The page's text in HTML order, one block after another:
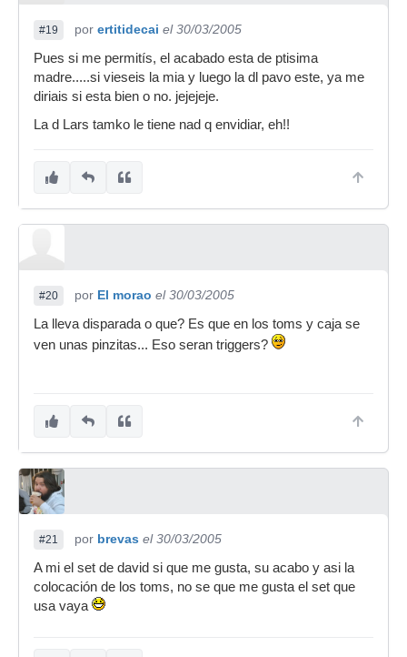
#19 por ertitidecai el 30/03/2005
Pues si me permitís, el acabado esta de ptisima
madre.....si vieseis la mia y luego la dl pavo este, ya me
diriais si esta bien o no. jejejeje.
La d Lars tamko le tiene nad q envidiar, eh!!
#20 por El morao el 30/03/2005
La lleva disparada o que? Es que en los toms y caja se
ven unas pinzitas... Eso seran triggers?
#21 por brevas el 30/03/2005
A mi el set de david si que me gusta, su acabo y asi la
colocación de los toms, no se que me gusta el set que
usa vaya